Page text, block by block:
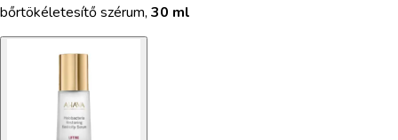
bőrtökéletesítő szérum, 30 ml